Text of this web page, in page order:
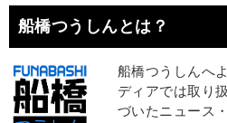
船橋つうしんとは？
船橋つうしんへ
ディアでは取り
づいたニュース